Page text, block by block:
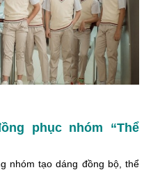
phục nhóm “Thể
nhóm tạo dáng đồng bộ, thể